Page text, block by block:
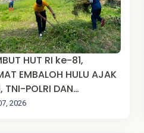
HUT RI ke-81,
EMBALOH HULU AJAK
TNI-POLRI DAN
GOTONG
2026